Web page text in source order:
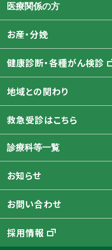
医療関係の方
お産・分娩
健康診断・各種がん検診
地域との関わり
救急受診はこちら
診療科等一覧
お知らせ
お問い合わせ
採用情報